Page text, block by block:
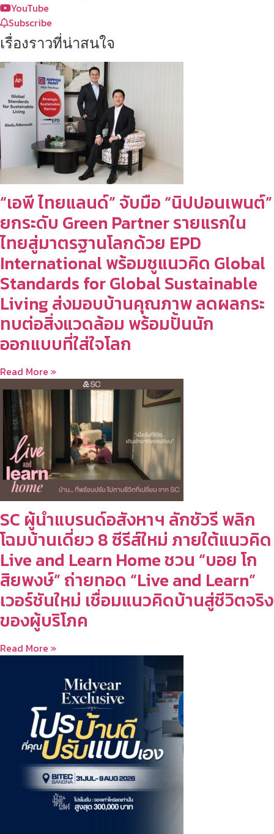
YouTube
Subscribe
เรื่องราวที่น่าสนใจ
“เอพี ไทยแลนด์” จับมือ “นิปปอนเพนต์”
ยกระดับ Green Partner รายแรกใน
ไทยสู่มาตรฐานโลกด้วย EPD
International พร้อมชูแนวคิด Global
Standards for Global Sustainable
Living ส่งมอบบ้านคุณภาพ ลดผลกระ
ทบต่อสิ่งแวดล้อม พร้อมปั้นนัก
ออกแบบที่ใส่ใจโลก
Read More »
SC ผู้นำแบรนด์อสังหาฯ ลักชัวรี พลิก
โฉมบ้านเดี่ยว 8 ซีรีส์ใหม่ ภายใต้แนวคิด
Live and Learn Home ชวน “บอย โก
สิยพงษ์” ถ่ายทอด “Live and Learn”
เวอร์ชันใหม่ เชื่อมแนวคิดบ้านสู่ชีวิตจริง
ของผู้บริโภค
Read More »